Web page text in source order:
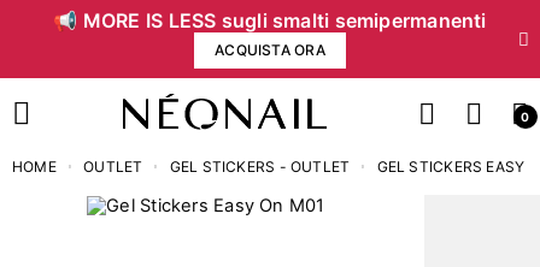
📢 MORE IS LESS sugli smalti semipermanenti
ACQUISTA ORA
0
HOME OUTLET GEL STICKERS - OUTLET GEL STICKERS EASY